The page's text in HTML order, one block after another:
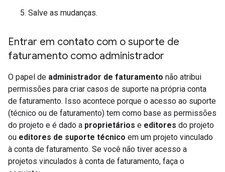
Salve as mudanças.
Entrar em contato com o suporte de
faturamento como administrador
O papel de administrador de faturamento não atribui
permissões para criar casos de suporte na própria conta
de faturamento. Isso acontece porque o acesso ao suporte
(técnico ou de faturamento) tem como base as permissões
do projeto e é dado a proprietários e editores do projeto
ou editores de suporte técnico em um projeto vinculado
à conta de faturamento. Se você não tiver acesso a
projetos vinculados à conta de faturamento, faça o